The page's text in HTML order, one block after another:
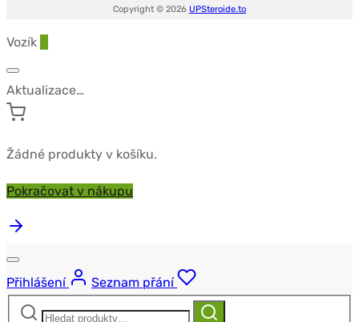
Copyright © 2026 UPSteroide.to
Vozík
Aktualizace…
Žádné produkty v košíku.
Pokračovat v nákupu
Přihlášení
Seznam přání
Hledat:
Hledat